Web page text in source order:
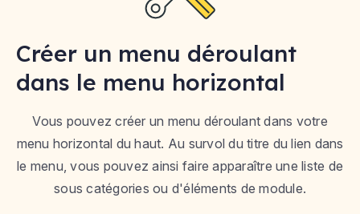
Créer un menu déroulant
dans le menu horizontal
Vous pouvez créer un menu déroulant dans votre
menu horizontal du haut. Au survol du titre du lien dans
le menu, vous pouvez ainsi faire apparaître une liste de
sous catégories ou d'éléments de module.